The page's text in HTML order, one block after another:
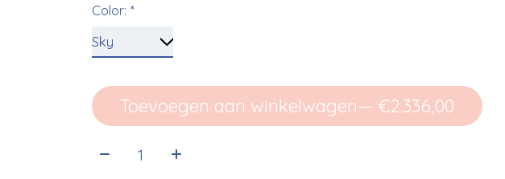
Color:*
Toevoegen aan winkelwagen
— €2.336,00
Aantal: